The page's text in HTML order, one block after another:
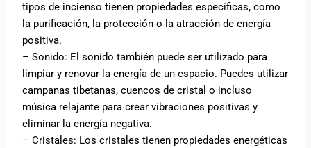
tipos de incienso tienen propiedades específicas, como
la purificación, la protección o la atracción de energía
positiva.
– Sonido: El sonido también puede ser utilizado para
limpiar y renovar la energía de un espacio. Puedes utilizar
campanas tibetanas, cuencos de cristal o incluso
música relajante para crear vibraciones positivas y
eliminar la energía negativa.
– Cristales: Los cristales tienen propiedades energéticas